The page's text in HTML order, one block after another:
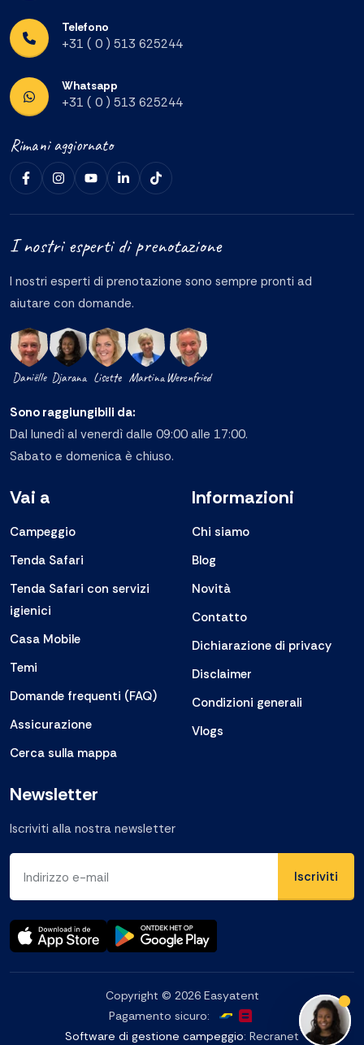
Telefono
+31 ( 0 ) 513 625244
Whatsapp
+31 ( 0 ) 513 625244
Rimani aggiornato
I nostri esperti di prenotazione
I nostri esperti di prenotazione sono sempre pronti ad
aiutare con domande.
Daniëlle Djarana Lisette Martina Werenfried
Sono raggiungibili da:
Dal lunedì al venerdì dalle 09:00 alle 17:00.
Sabato e domenica è chiuso.
Vai a
Campeggio
Tenda Safari
Tenda Safari con servizi
igienici
Casa Mobile
Temi
Domande frequenti (FAQ)
Assicurazione
Cerca sulla mappa
Informazioni
Chi siamo
Blog
Novità
Contatto
Dichiarazione di privacy
Disclaimer
Condizioni generali
Vlogs
Newsletter
Iscriviti alla nostra newsletter
Indirizzo e-mail
Copyright © 2026 Easyatent
Pagamento sicuro:
Software di gestione campeggio: Recranet